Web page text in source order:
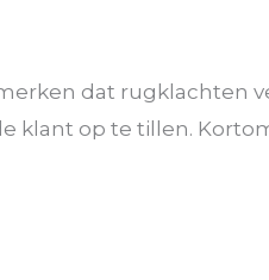
dat rugklachten
klant op te tillen.